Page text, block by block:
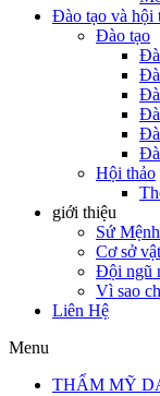
Đào tạo và hội
Đào tạo
Hội thảo
giới thiệu
Sứ
Cơ sở
Đội ngũ
Vì sao
Liên Hệ
Menu
THẨM MỸ